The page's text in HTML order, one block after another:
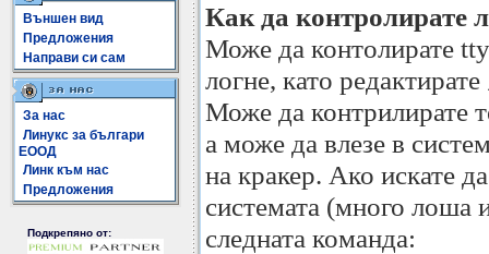
Външен вид
Предложения
Направи си сам
За нас
Линукс за българи
ЕООД
Линк към нас
Предложения
Подкрепяно от:
Как да контролирате
Може да контолирате
логне, като редактирате
Може да контрилирате
a може да влезе в
на кракер. Ако искате
системата (много лоша
следната команда: